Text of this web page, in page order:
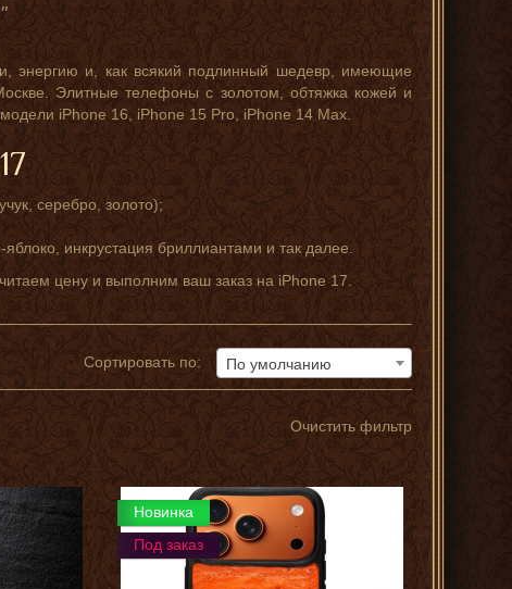
энергию и, как всякий подлинный шедевр, имеющие
Элитные телефоны с золотом, обтяжка кожей и
моделиiPhone 16, iPhone 15 Pro, iPhone 14 Max.
серебро, золото);
инкрустация бриллиантами и так далее.
цену и выполним ваш заказ на iPhone 17.
Сортировать по: По умолчанию
Очистить фильтр
Новинка
Под заказ